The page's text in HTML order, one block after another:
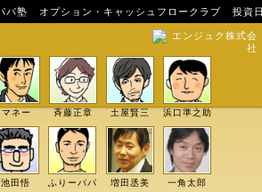
パ塾 オプション・キャッシュフロークラブ
投資
エンジュク株式会
社
マネー 斉藤正章 土屋賢三 浜口準之助
池田悟 ふりーパパ 増田丞美 一角太郎